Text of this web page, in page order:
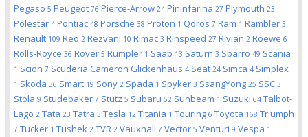
Pegaso 5 Peugeot 76 Pierce-Arrow 24 Pininfarina 27 Plymouth 23
Polestar 4 Pontiac 48 Porsche 38 Proton 1 Qoros 7 Ram 1 Rambler 3
Renault 109 Reo 2 Rezvani 10 Rimac 3 Rinspeed 27 Rivian 2 Roewe 6
Rolls-Royce 36 Rover 5 Rumpler 1 Saab 13 Saturn 3 Sbarro 49 Scania
1 Scion 7 Scuderia Cameron Glickenhaus 4 Seat 24 Simca 4 Simplex
1 Skoda 36 Smart 19 Sony 2 Spada 1 Spyker 3 SsangYong 25 SSC 3
Stola 9 Studebaker 7 Stutz 5 Subaru 52 Sunbeam 1 Suzuki 64 Talbot-
Lago 2 Tata 23 Tatra 3 Tesla 12 Titania 1 Touring 6 Toyota 168 Triumph
7 Tucker 1 Tushek 2 TVR 2 Vauxhall 7 Vector 5 Venturi 9 Vespa 1